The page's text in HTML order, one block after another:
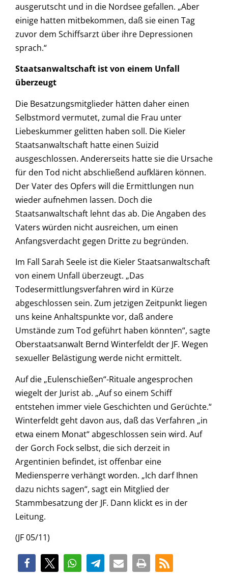
ausgerutscht und in die Nordsee gefallen. „Aber
einige hatten mitbekommen, daß sie einen Tag
zuvor dem Schiffsarzt über ihre Depressionen
sprach.“
Staatsanwaltschaft ist von einem Unfall
überzeugt
Die Besatzungsmitglieder hätten daher einen
Selbstmord vermutet, zumal die Frau unter
Liebeskummer gelitten haben soll. Die Kieler
Staatsanwaltschaft hatte einen Suizid
ausgeschlossen. Andererseits hatte sie die Ursache
für den Tod nicht abschließend aufklären können.
Der Vater des Opfers will die Ermittlungen nun
wieder aufnehmen lassen. Doch die
Staatsanwaltschaft lehnt das ab. Die Angaben des
Vaters würden nicht ausreichen, um einen
Anfangsverdacht gegen Dritte zu begründen.
Im Fall Sarah Seele ist die Kieler Staatsanwaltschaft
von einem Unfall überzeugt. „Das
Todesermittlungsverfahren wird in Kürze
abgeschlossen sein. Zum jetzigen Zeitpunkt liegen
uns keine Anhaltspunkte vor, daß andere
Umstände zum Tod geführt haben könnten“, sagte
Oberstaatsanwalt Bernd Winterfeldt der JF. Wegen
sexueller Belästigung werde nicht ermittelt.
Auf die „Eulenschießen“-Rituale angesprochen
wiegelt der Jurist ab. „Auf so einem Schiff
entstehen immer viele Geschichten und Gerüchte.“
Winterfeldt geht davon aus, daß das Verfahren „in
etwa einem Monat“ abgeschlossen sein wird. Auf
der Gorch Fock selbst, die sich derzeit in
Argentinien befindet, ist offenbar eine
Mediensperre verhängt worden. „Ich darf Ihnen
dazu nichts sagen“, sagt ein Mitglied der
Stammbesatzung der JF. Dann klickt es in der
Leitung.
(JF 05/11)